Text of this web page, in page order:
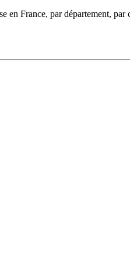
en France, par département,